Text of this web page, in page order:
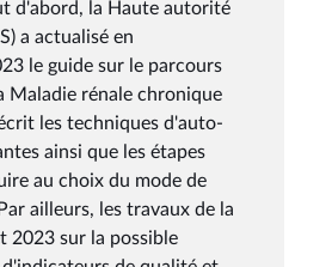
d'abord, la Haute autorité
a actualisé en
le guide sur le parcours
Maladie rénale chronique
les techniques d'auto-
ainsi que les étapes
au choix du mode de
ailleurs, les travaux de la
2023 sur la possible